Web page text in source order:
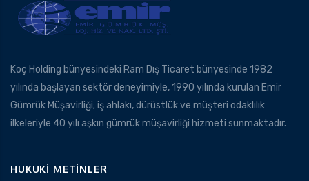
Pzt — Cmt: 09:00 — 18:00
Koç Holding bünyesindeki Ram Dış Ticaret bünyesinde 1982
yılında başlayan sektör deneyimiyle, 1990 yılında kurulan Emir
Gümrük Müşavirliği; iş ahlakı, dürüstlük ve müşteri odaklılık
ilkeleriyle 40 yılı aşkın gümrük müşavirliği hizmeti sunmaktadır.
HUKUKI METINLER